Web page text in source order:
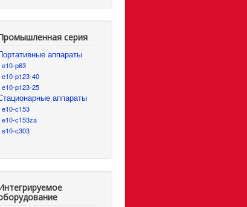
серия
аппараты
e10-p63
e10-p123-40
e10-p123-25
аппараты
e10-c153
e10-c153za
e10-c303